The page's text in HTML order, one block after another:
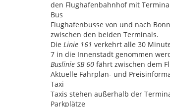
den Flughafenbahnhof mit
Bus
Flughafenbusse von und nach
zwischen den beiden Terminals.
Die Linie 161 verkehrt alle 30
7 in die Innenstadt genommen
Buslinie SB 60 fährt zwischen dem
Aktuelle Fahrplan- und
Taxi
Taxis stehen außerhalb der
Parkplätze